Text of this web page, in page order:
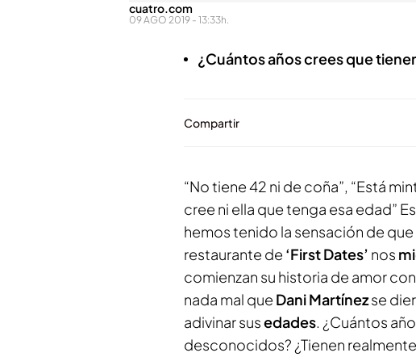
cuatro.com
09 AGO 2019 - 13:33h.
¿Cuántos años crees que
Compartir
“No tiene 42 ni de coña”, “Está
cree ni ella que tenga esa edad”
hemos tenido la sensación de
restaurante de ‘First Dates’ nos
comienzan su historia de amor
nada mal que Dani Martínezse
adivinar susedades. ¿Cuántos
desconocidos? ¿Tienen